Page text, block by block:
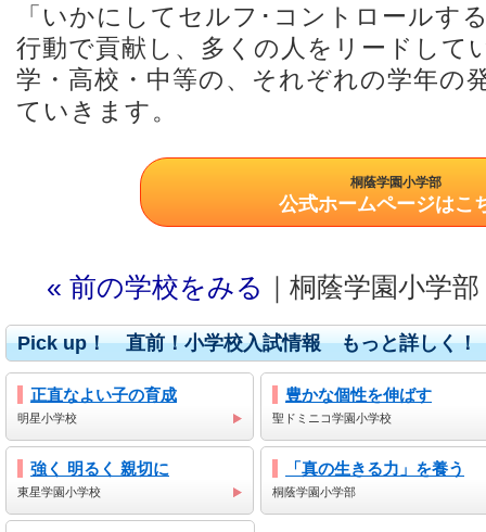
「いかにしてセルフ･コントロールす
行動で貢献し、多くの人をリードして
学・高校・中等の、それぞれの学年の
ていきます。
桐蔭学園小学部
公式ホームページはこ
« 前の学校をみる ｜桐蔭学園小学
Pick up！ 直前！小学校入試情報 もっと詳しく！
正直なよい子の育成
明星小学校
豊かな個性を伸ばす
聖ドミニコ学園小学校
強く 明るく 親切に
東星学園小学校
「真の生きる力」を養う
桐蔭学園小学部